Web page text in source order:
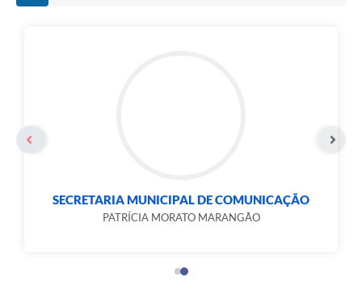
SECRETARIA MUNICIPAL DE COMUNICAÇÃO
PATRÍCIA MORATO MARANGÃO